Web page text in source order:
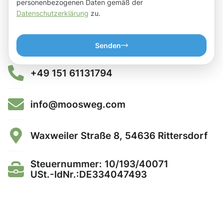
personenbezogenen Daten gemäß der
Datenschutzerklärung zu.
Senden
+49 151 61131794
info@moosweg.com
Waxweiler Straße 8, 54636 Rittersdorf
Steuernummer: 10/193/40071
USt.-IdNr.:DE334047493